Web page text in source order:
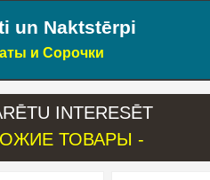
un Naktstērpi
и Сорочки
INTERESĒT
ТОВАРЫ -